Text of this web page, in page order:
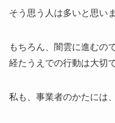
そう思う人は多いと思いま
もちろん、闇雲に進むの
経たうえでの行動は大切で
私も、事業者のかたには、